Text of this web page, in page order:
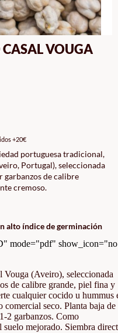
VOUGA
+20€
portuguesa tradicional,
Portugal), seleccionada
garbanzos de calibre
cremoso.
alto índice de germinación
mode="pdf"
Vouga (Aveiro), seleccionada
de calibre grande, piel fina y
cualquier cocido u hummus
comercial seco. Planta baja de
2 garbanzos. Como
mejorado. Siembra